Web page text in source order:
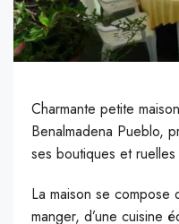
Charmante petite
Benalmadena Pueblo,
ses boutiques et
La maison se compose
manger, d’une cuisine